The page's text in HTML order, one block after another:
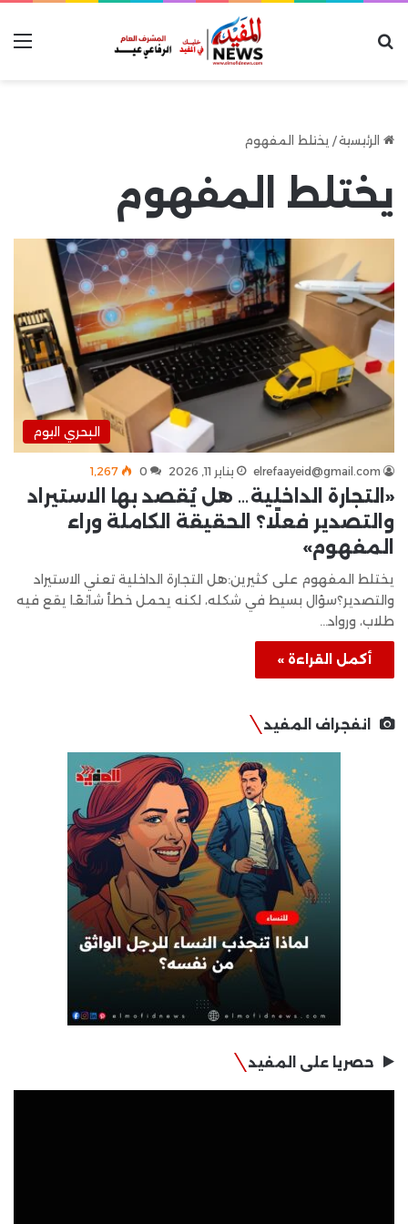
الرئيسية/ يختلط المفهوم
يختلط المفهوم
البحري اليوم
elrefaayeid@gmail.com يناير 11, 2026 0 1٬267
«التجارة الداخلية… هل يُقصد بها الاستيراد
والتصدير فعلًا؟ الحقيقة الكاملة وراء
المفهوم»
يختلط المفهوم على كثيرين:هل التجارة الداخلية تعني الاستيراد
والتصدير؟سؤال بسيط في شكله، لكنه يحمل خطأ شائعًا يقع فيه
طلاب، ورواد…
أكمل القراءة »
انفجراف المفيد
حصريا على المفيد